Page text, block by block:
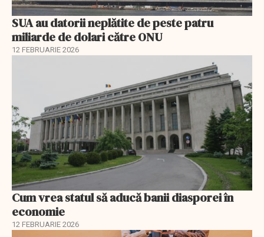
SUA au datorii neplătite de peste patru
miliarde de dolari către ONU
12 FEBRUARIE 2026
Cum vrea statul să aducă banii diasporei în
economie
12 FEBRUARIE 2026